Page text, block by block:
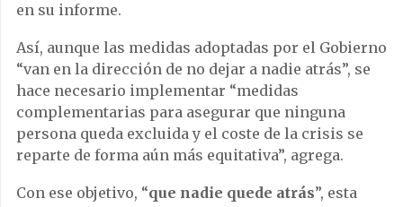
en su informe.
Así, aunque las medidas adoptadas por el Gobierno
“van en la dirección de no dejar a nadie atrás”, se
hace necesario implementar “medidas
complementarias para asegurar que ninguna
persona queda excluida y el coste de la crisis se
reparte de forma aún más equitativa”, agrega.
Con ese objetivo, “que nadie quede atrás”, esta